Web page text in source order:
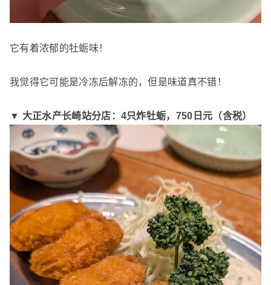
它有着浓郁的牡蛎味！
我觉得它可能是冷冻后解冻的，但是味道真不错！
▼ 大正水产长崎站分店：4只炸牡蛎， 750日元（含税）